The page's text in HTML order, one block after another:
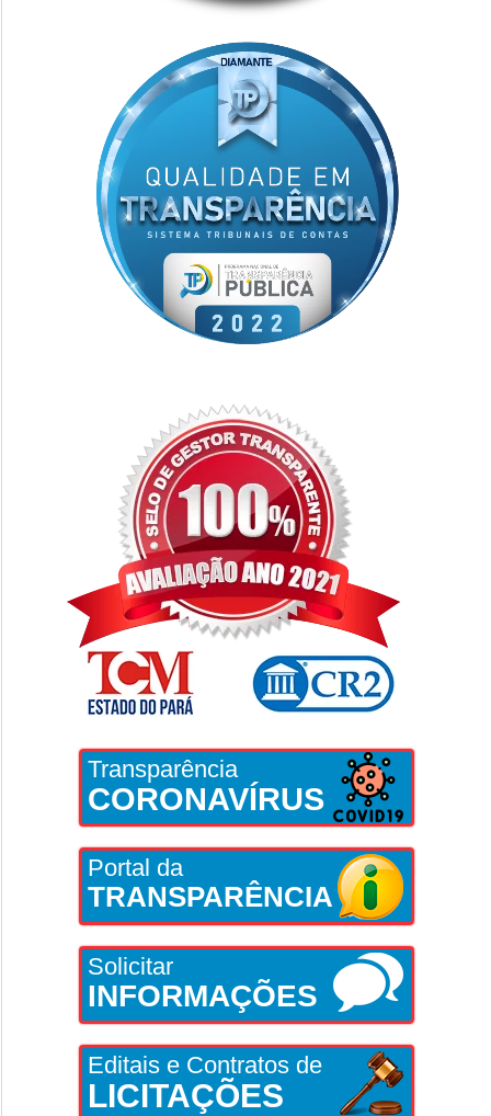
Transparência
CORONAVÍRUS
Portal da
TRANSPARÊNCIA
Solicitar
INFORMAÇÕES
Editais e Contratos de
LICITAÇÕES